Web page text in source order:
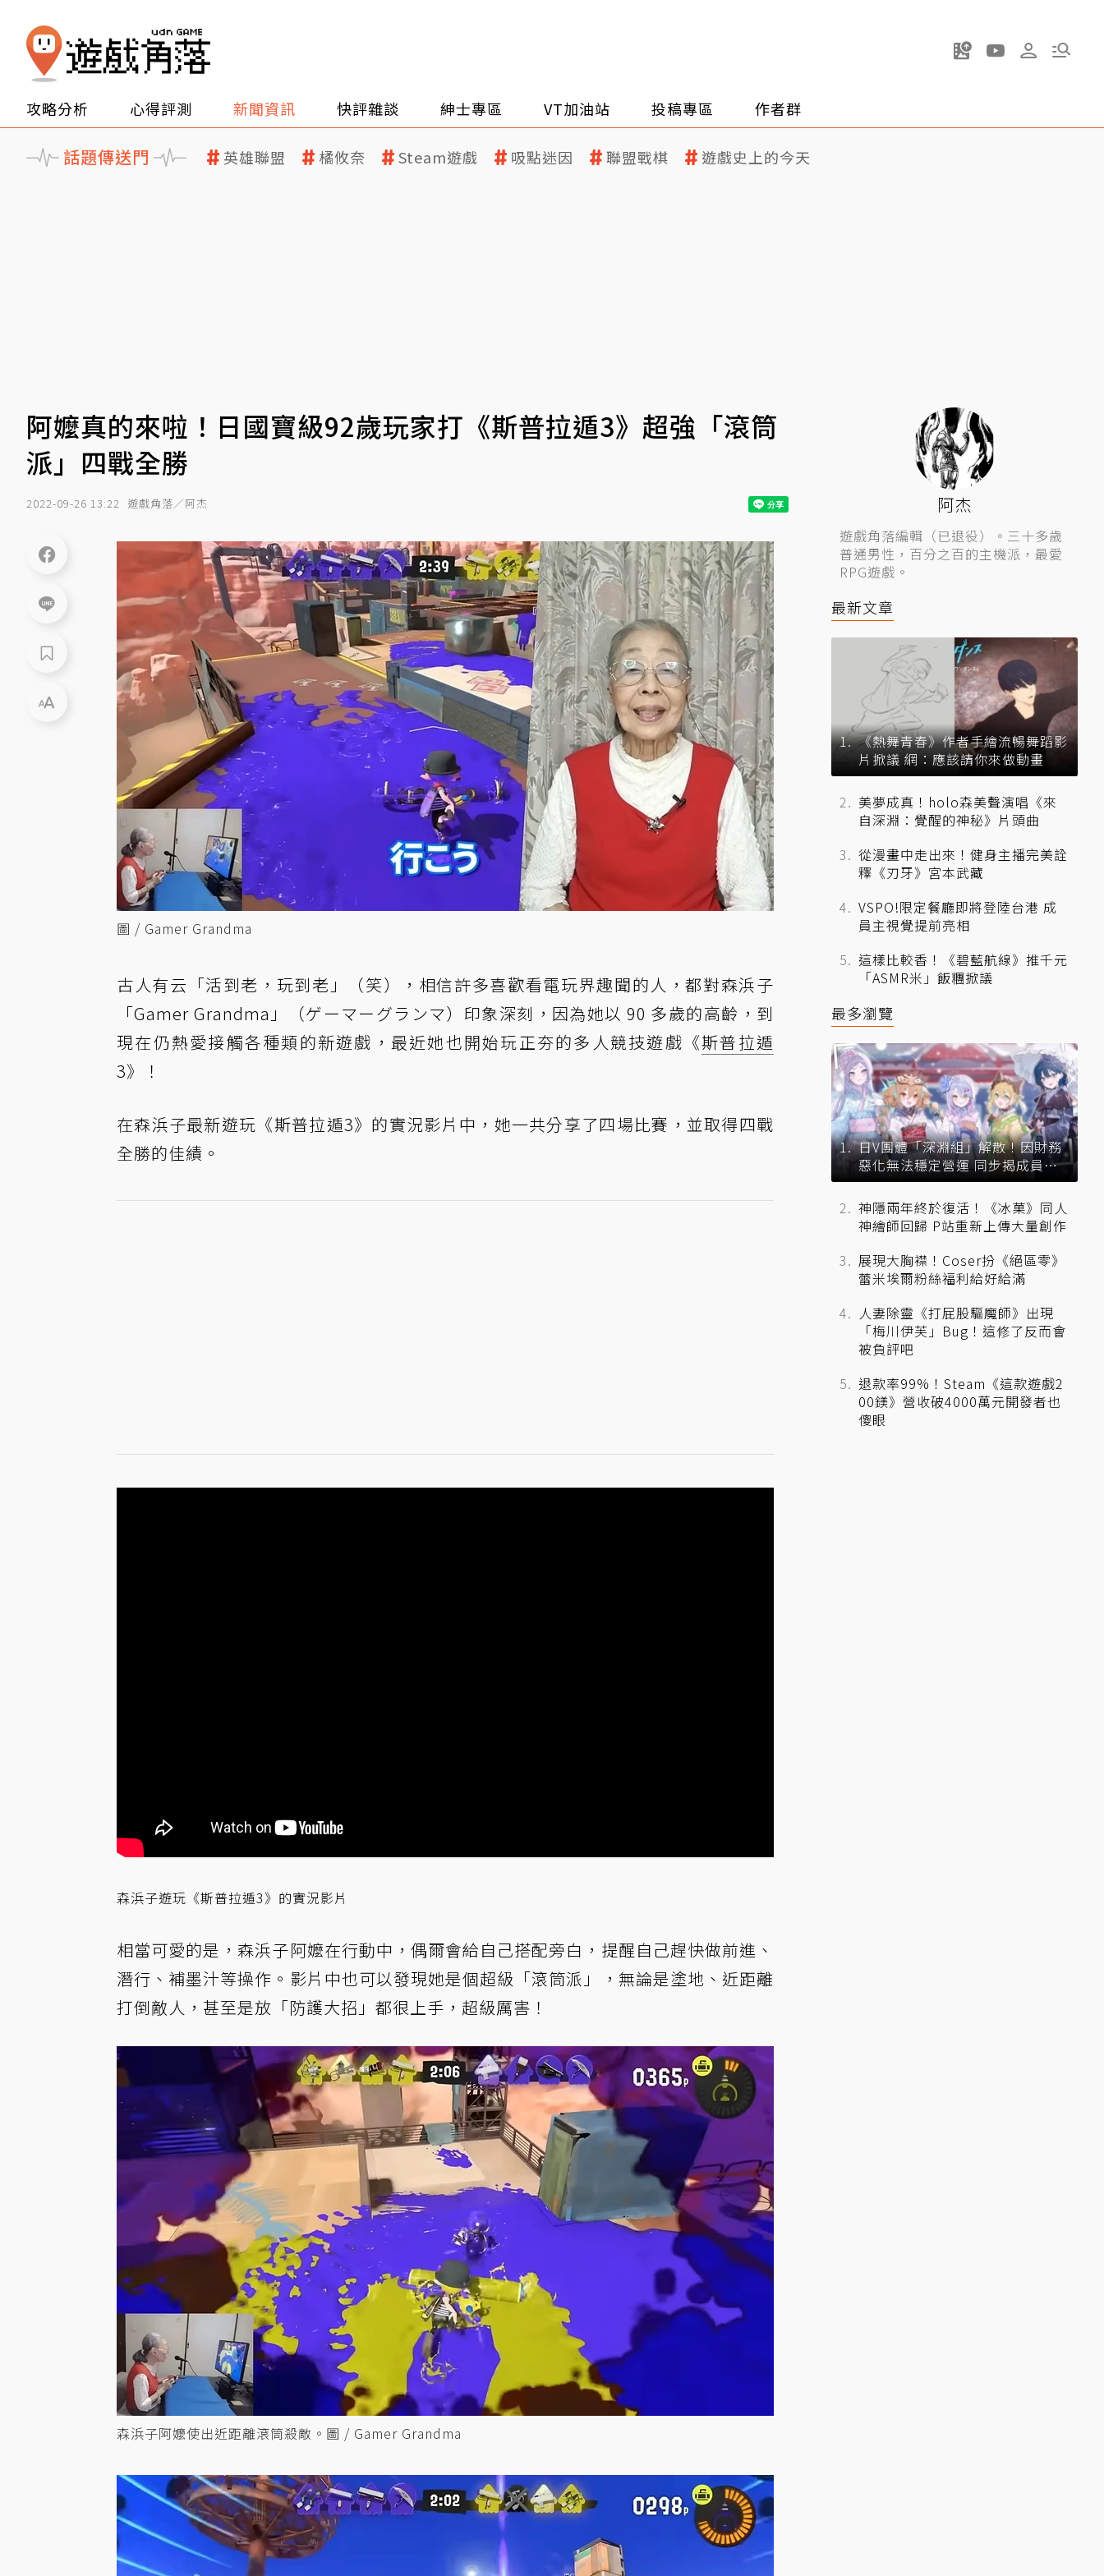
攻略分析 心得評測 新聞資訊 快評雜談 紳士專區 VT加油站 投稿專區 作者群
話題傳送門 英雄聯盟 橘攸奈 Steam遊戲 吸點迷因 聯盟戰棋 遊戲史上的今天
阿嬤真的來啦！日國寶級92歲玩家打《斯普拉遁3》超強「滾筒
派」四戰全勝
2022-09-26 13:22 遊戲角落／阿杰
圖 / Gamer Grandma
古人有云「活到老，玩到老」（笑），相信許多喜歡看電玩界趣聞的人，都對森浜子
「Gamer Grandma」（ゲーマーグランマ）印象深刻，因為她以 90 多歲的高齡，到
現在仍熱愛接觸各種類的新遊戲，最近她也開始玩正夯的多人競技遊戲《斯普拉遁
3》！
在森浜子最新遊玩《斯普拉遁3》的實況影片中，她一共分享了四場比賽，並取得四戰
全勝的佳績。
森浜子遊玩《斯普拉遁3》的實況影片
相當可愛的是，森浜子阿嬤在行動中，偶爾會給自己搭配旁白，提醒自己趕快做前進、
潛行、補墨汁等操作。影片中也可以發現她是個超級「滾筒派」，無論是塗地、近距離
打倒敵人，甚至是放「防護大招」都很上手，超級厲害！
森浜子阿嬤使出近距離滾筒殺敵。圖 / Gamer Grandma
阿杰
遊戲角落編輯（已退役）。三十多歲
普通男性，百分之百的主機派，最愛
RPG遊戲。
最新文章
《熱舞青春》作者手繪流暢舞蹈影
片掀議 網：應該請你來做動畫
美夢成真！holo森美聲演唱《來
自深淵：覺醒的神秘》片頭曲
從漫畫中走出來！健身主播完美詮
釋《刃牙》宮本武藏
VSPO!限定餐廳即將登陸台港 成
員主視覺提前亮相
這樣比較香！《碧藍航線》推千元
「ASMR米」飯糰掀議
最多瀏覽
日V團體「深淵組」解散！因財務
惡化無法穩定營運 同步揭成員未
來去向
神隱兩年終於復活！《冰菓》同人
神繪師回歸 P站重新上傳大量創作
展現大胸襟！Coser扮《絕區零》
蕾米埃爾粉絲福利給好給滿
人妻除靈《打屁股驅魔師》出現
「梅川伊芙」Bug！這修了反而會
被負評吧
退款率99%！Steam《這款遊戲2
00鎂》營收破4000萬元開發者也
傻眼